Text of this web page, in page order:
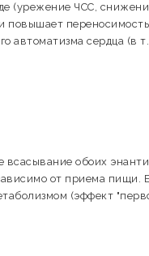
(урежение ЧСС,
повышает
автоматизма сердца (в
всасывание обоих
от приема пищи.
(эффект